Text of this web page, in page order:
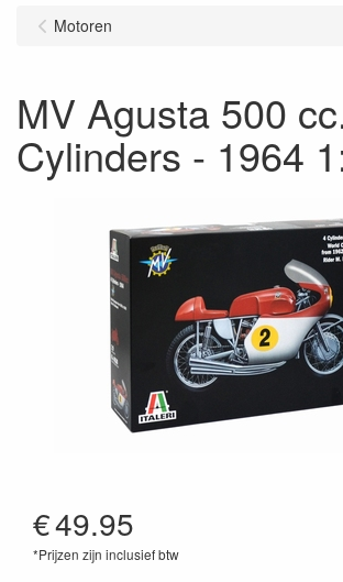
Motoren
MV Agusta 500
Cylinders - 1964
€49.95
*Prijzen zijn inclusief btw